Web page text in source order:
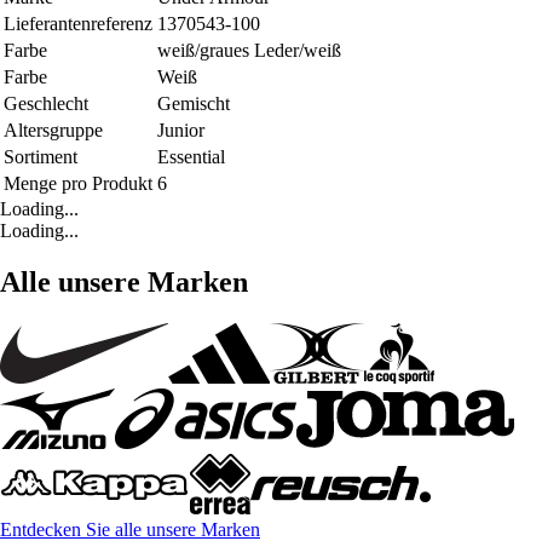
Lieferantenreferenz 1370543-100
Farbe
weiß/graues Leder/weiß
Farbe
Weiß
Geschlecht
Gemischt
Altersgruppe
Junior
Sortiment
Essential
Menge pro Produkt 6
Loading...
Loading...
Alle unsere Marken
Entdecken Sie alle unsere Marken